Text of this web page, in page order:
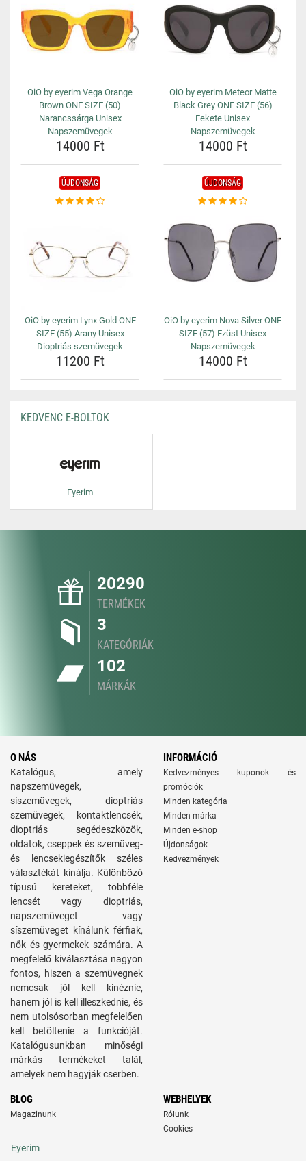
OiO by eyerim Vega Orange
Brown ONE SIZE (50)
Narancssárga Unisex
Napszemüvegek
14000 Ft
OiO by eyerim Meteor Matte
Black Grey ONE SIZE (56)
Fekete Unisex
Napszemüvegek
14000 Ft
ÚJDONSÁG
OiO by eyerim Lynx Gold ONE
SIZE (55) Arany Unisex
Dioptriás szemüvegek
11200 Ft
ÚJDONSÁG
OiO by eyerim Nova Silver ONE
SIZE (57) Ezüst Unisex
Napszemüvegek
14000 Ft
KEDVENC E-BOLTOK
Eyerim
20290
TERMÉKEK
3
KATEGÓRIÁK
102
MÁRKÁK
O NÁS
Katalógus, amely
napszemüvegek,
síszemüvegek, dioptriás
szemüvegek, kontaktlencsék,
dioptriás segédeszközök,
oldatok, cseppek és szemüveg-
és lencsekiegészítők széles
választékát kínálja. Különböző
típusú kereteket, többféle
lencsét vagy dioptriás,
napszemüveget vagy
síszemüveget kínálunk férfiak,
nők és gyermekek számára. A
megfelelő kiválasztása nagyon
fontos, hiszen a szemüvegnek
nemcsak jól kell kinéznie,
hanem jól is kell illeszkednie, és
nem utolsósorban megfelelően
kell betöltenie a funkcióját.
Katalógusunkban minőségi
márkás termékeket talál,
amelyek nem hagyják cserben.
INFORMÁCIÓ
Kedvezményes kuponok és
promóciók
Minden kategória
Minden márka
Minden e-shop
Újdonságok
Kedvezmények
BLOG
Magazinunk
WEBHELYEK
Rólunk
Cookies
Eyerim